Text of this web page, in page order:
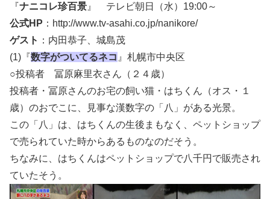
『ナニコレ珍百景 』 テレビ朝日（水）19:00～
公式HP ：http://www.tv-asahi.co.jp/nanikore/
ゲスト ：内田恭子、城島茂
(1)『数字がついてるネコ 』札幌市中央区
○投稿者 冨原麻里衣さん（２４歳）
投稿者・冨原さんのお宅の飼い猫・はちくん（オス・１
歳）のおでこに、見事な漢数字の「八」がある光景。
この「八」は、はちくんの生後まもなく、ペットショップ
で売られていた時からあるものなのだそう。
ちなみに、はちくんはペットショップで八千円 で販売され
ていたそう。